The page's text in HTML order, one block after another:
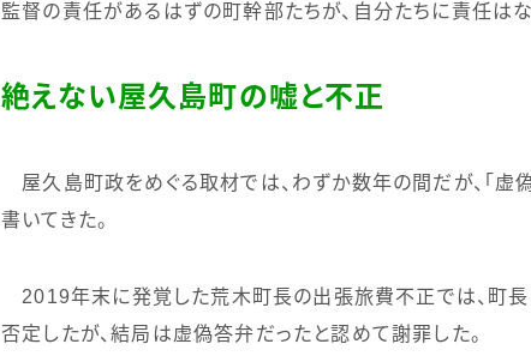
監督の責任があるはずの町幹部たちが、自分たちに責任はな
絶えない屋久島町の嘘と不正
屋久島町政をめぐる取材では、 わずか数年の間だが、「虚
書いてきた。
2019年末に発覚した荒木町長の出張旅費不正では、町
否定したが、結局は虚偽答弁だったと認めて謝罪した。